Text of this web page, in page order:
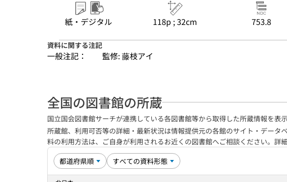
紙・デジタル 118p ; 32cm 753.8
資料に関する注記
一般注記： 監修: 藤枝アイ
全国の図書館の所蔵
国立国会図書館サーチが連携している各図書館等から取得した所蔵情報を表示
所蔵館、利用可否等の詳細・最新状況は情報提供元の各館のサイト・デー
料の利用方法は、ご自身が利用されるお近くの図書館へご相談ください。詳